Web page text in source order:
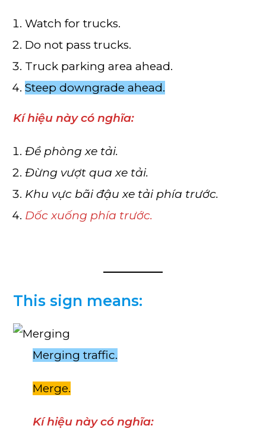
Watch for trucks.
Do not pass trucks.
Truck parking area ahead.
Steep downgrade ahead.
Kí hiệu này có nghĩa:
Đề phòng xe tải.
Đừng vượt qua xe tải.
Khu vực bãi đậu xe tải phía trước.
Dốc xuống phía trước.
This sign means:
Merging traffic.
Merge.
Kí hiệu này có nghĩa: